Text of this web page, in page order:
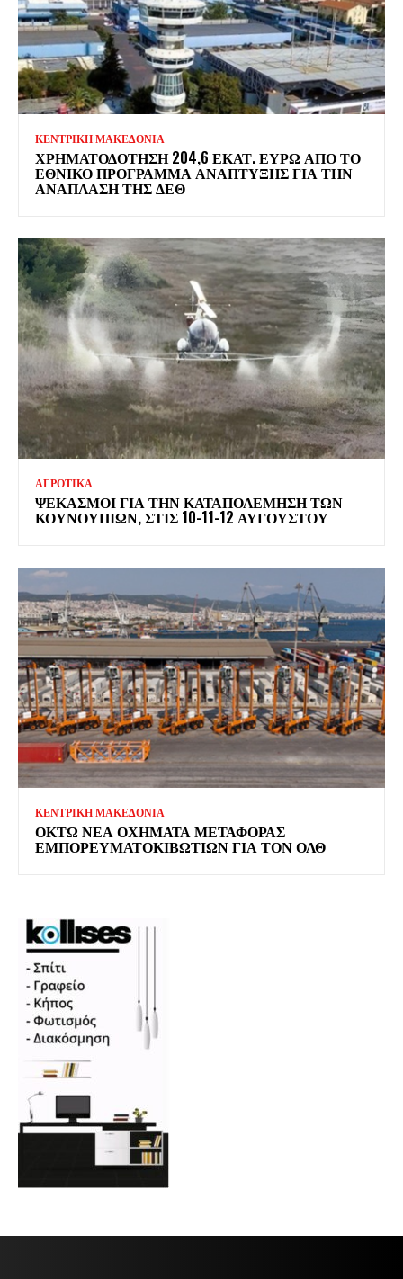
ΚΕΝΤΡΙΚΗ ΜΑΚΕΔΟΝΙΑ
ΧΡΗΜΑΤΟΔΌΤΗΣΗ 204,6 ΕΚΑΤ. ΕΥΡΏ ΑΠΌ ΤΟ
ΕΘΝΙΚΌ ΠΡΌΓΡΑΜΜΑ ΑΝΆΠΤΥΞΗΣ ΓΙΑ ΤΗΝ
ΑΝΆΠΛΑΣΗ ΤΗΣ ΔΕΘ
ΑΓΡΟΤΙΚΑ
ΨΕΚΑΣΜΟΊ ΓΙΑ ΤΗΝ ΚΑΤΑΠΟΛΈΜΗΣΗ ΤΩΝ
ΚΟΥΝΟΥΠΙΏΝ, ΣΤΙΣ 10-11-12 ΑΥΓΟΎΣΤΟΥ
ΚΕΝΤΡΙΚΗ ΜΑΚΕΔΟΝΙΑ
ΟΚΤΏ ΝΈΑ ΟΧΉΜΑΤΑ ΜΕΤΑΦΟΡΆΣ
ΕΜΠΟΡΕΥΜΑΤΟΚΙΒΩΤΊΩΝ ΓΙΑ ΤΟΝ ΟΛΘ